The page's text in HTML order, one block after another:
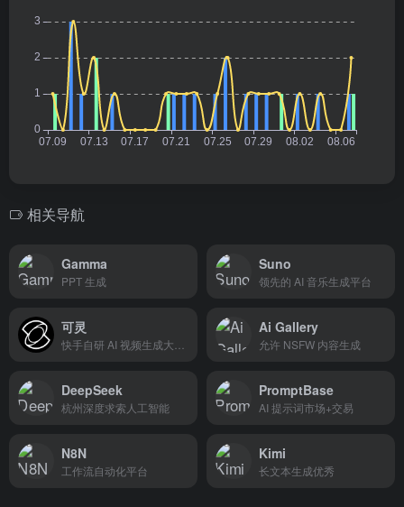
相关导航
Gamma
PPT 生成
Suno
领先的 AI 音乐生成平台
可灵 Ai Gallery
允许 NSFW 内容生成
DeepSeek
杭州深度求索人工智能
PromptBase
AI 提示词市场+交易
N8N
工作流自动化平台
Kimi
长文本生成优秀